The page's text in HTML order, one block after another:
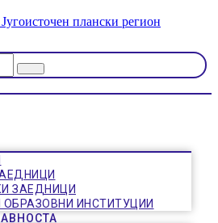
ЗАЕДНИЦИ
ОБРАЗОВНИ ИНСТИТУЦИИ